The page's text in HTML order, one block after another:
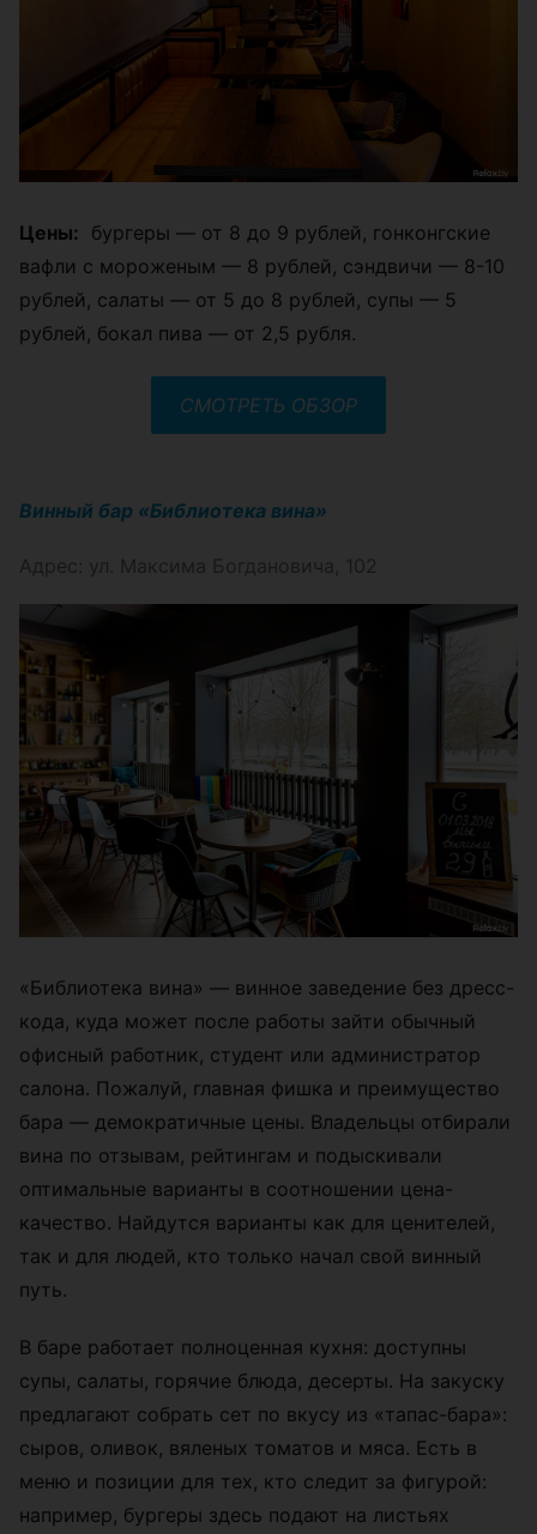
Цены: бургеры — от 8 до 9 рублей, гонконгские
вафли с мороженым — 8 рублей, сэндвичи — 8-10
рублей, салаты — от 5 до 8 рублей, супы — 5
рублей, бокал пива — от 2,5 рубля.
СМОТРЕТЬ ОБЗОР
Винный бар «Библиотека вина»
Адрес: ул. Максима Богдановича, 102
«Библиотека вина» — винное заведение без дресс-
кода, куда может после работы зайти обычный
офисный работник, студент или администратор
салона. Пожалуй, главная фишка и преимущество
бара — демократичные цены. Владельцы отбирали
вина по отзывам, рейтингам и подыскивали
оптимальные варианты в соотношении цена-
качество. Найдутся варианты как для ценителей,
так и для людей, кто только начал свой винный
путь.
В баре работает полноценная кухня: доступны
супы, салаты, горячие блюда, десерты. На закуску
предлагают собрать сет по вкусу из «тапас-бара»:
сыров, оливок, вяленых томатов и мяса. Есть в
меню и позиции для тех, кто следит за фигурой:
например, бургеры здесь подают на листьях